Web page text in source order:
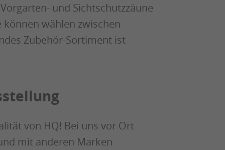
und Sichtschutzzäune
können wählen zwischen
Zubehör-Sortiment ist
von HQ! Bei uns vor Ort
mit anderen Marken